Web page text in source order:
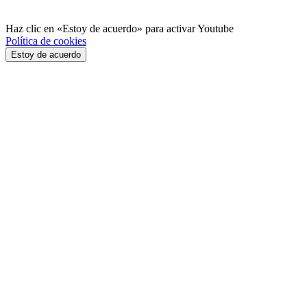
Haz clic en «Estoy de acuerdo» para activar Youtube
Política de cookies
Estoy de acuerdo